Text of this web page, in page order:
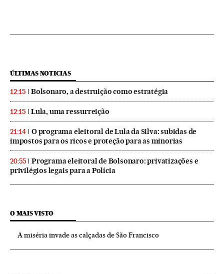
ÚLTIMAS NOTICIAS
12:15 Bolsonaro, a destruição como estratégia
12:15 Lula, uma ressurreição
21:14
O programa eleitoral de Lula da Silva: subidas de
impostos para os ricos e proteção para as minorias
20:55
Programa eleitoral de Bolsonaro: privatizações e
privilégios legais para a Polícia
O MAIS VISTO
A miséria invade as calçadas de São Francisco